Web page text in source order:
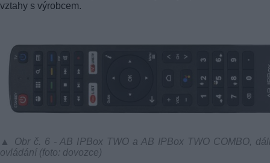
vztahy s výrobcem.
▲ Obr č. 6 - AB IPBox TWO a AB IPBox TWO COMBO,
ovládání (foto: dovozce)